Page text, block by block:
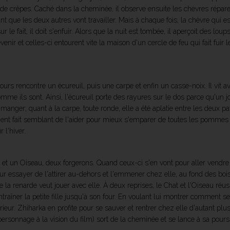
crêpes. Caché dans la cheminée, il observe ensuite les chèvres
que les deux autres vont travailler. Mais à chaque fois, la chèvre qui
le fait, il doit s'enfuir. Alors que la nuit est tombée, il aperçoit des
et celles-ci entourent vite la maison d'un cercle de feu qui fait fuir
rencontre un écureuil, puis une carpe et enfin un casse-noix. Il vit
ils sont. Ainsi, l'écureuil porte des rayures sur le dos parce qu'un
quant à la carpe, toute ronde, elle a été aplatie entre les deux
fait semblant de l'aider pour mieux s'emparer de toutes les
l'hiver.
un Oiseau, deux forgerons. Quand ceux-ci s'en vont pour aller
essayer de l'attirer au-dehors et l'emmener chez elle, au fond des
renarde veut jouer avec elle. À deux reprises, le Chat et l'Oiseau
la petite fille jusqu'à son four. En voulant lui montrer comment
Zhiharka en profite pour se sauver et rentrer chez elle d'autant
à la vision du film) sort de la cheminée et se lance à sa